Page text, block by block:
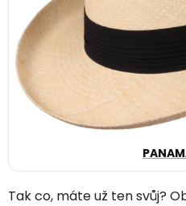
Tak co, máte už ten svůj?